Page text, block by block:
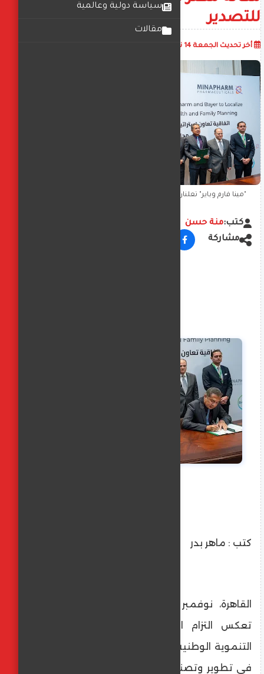
سياسة دولية وعالمية
مقالات
للتصدير
أخر تحديث الجمعة 14 نوفمبر 2025
"مينا فارم وباير" تُعلنان تحالف استراتيجي لتوطين التصنيع ونقل
كتب:منة حسن
مشاركة
كتب : ماهر بدر
تعكس التزام القطاع الخاص بدعم الأجندة
التنموية الوطنية، أعلنت شركة مينافارم الرائدة
في تطوير وتصنيع الأدوية الحيوية في أفريقيا